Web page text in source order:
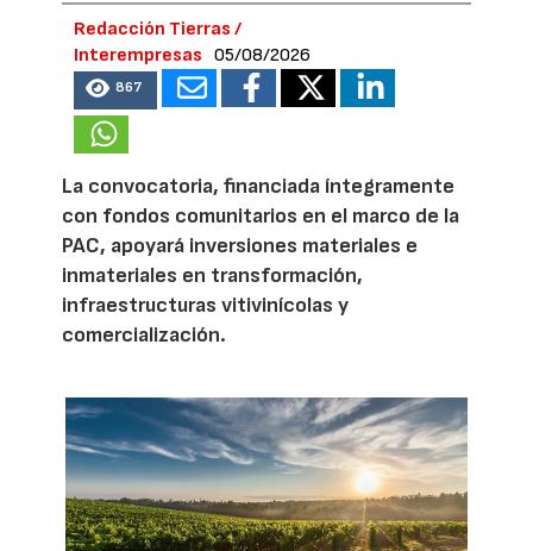
Redacción Tierras /
Interempresas
05/08/2026
867
La convocatoria, financiada íntegramente
con fondos comunitarios en el marco de la
PAC, apoyará inversiones materiales e
inmateriales en transformación,
infraestructuras vitivinícolas y
comercialización.